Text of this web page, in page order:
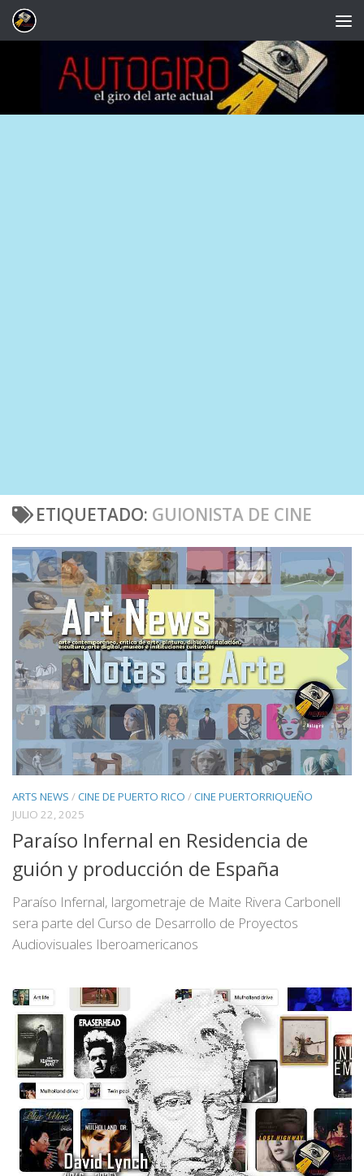
Saltar al contenido
ETIQUETADO: GUIONISTA DE CINE
ARTS NEWS /CINE DE PUERTO RICO /CINE PUERTORRIQUEÑO
JULIO 22, 2025
Paraíso Infernal en Residencia de
guión y producción de España
Paraíso Infernal, largometraje de Maite Rivera Carbonell
sera parte del Curso de Desarrollo de Proyectos
Audiovisuales Iberoamericanos